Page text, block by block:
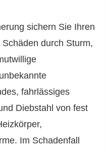
sichern Sie Ihren
durch Sturm,
fahrlässiges
Diebstahl von fest
Im Schadenfall